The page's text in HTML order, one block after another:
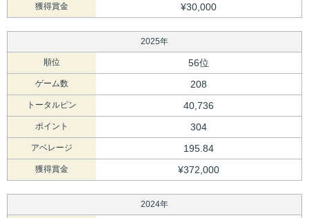
獲得賞金 ¥30,000
2025年
順位 56位
ゲーム数 208
トータルピン 40,736
ポイント 304
アベレージ 195.84
獲得賞金 ¥372,000
2024年